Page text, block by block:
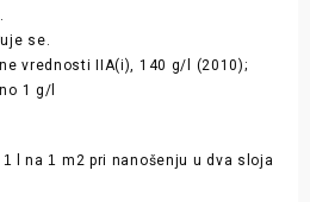
se.
vrednosti IIA(i), 140 g/l (2010);
1 g/l
1 l na 1 m2 pri nanošenju u dva sloja